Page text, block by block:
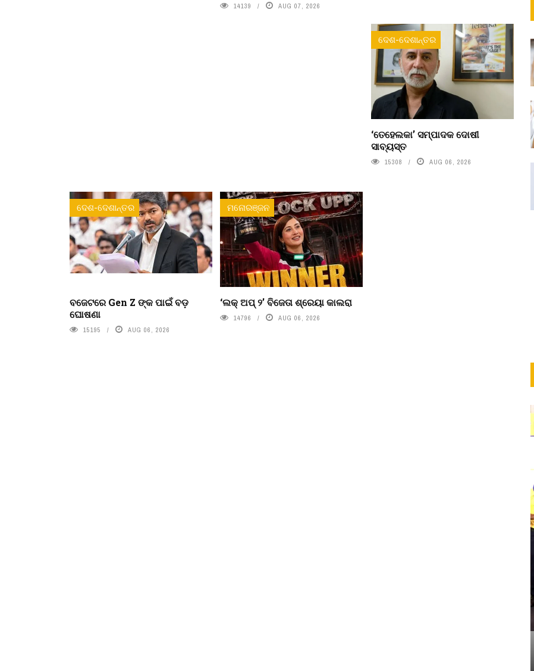
14139 AUG 07, 2026
ଦେଶ-ଦେଶାନ୍ତର
‘ତେହେଲକା’ ସମ୍ପାଦକ ଦୋଷୀ
ସାବ୍ୟସ୍ତ
15308 AUG 06, 2026
ଦେଶ-ଦେଶାନ୍ତର
ବଜେଟରେ Gen Z ଙ୍କ ପାଇଁ ବଡ଼
ଘୋଷଣା
15195 AUG 06, 2026
ମନୋରଞ୍ଜନ
‘ଲକ୍ ଅପ୍ ୨’ ବିଜେତା ଶ୍ରେୟା କାଲରା
14796 AUG 06, 2026